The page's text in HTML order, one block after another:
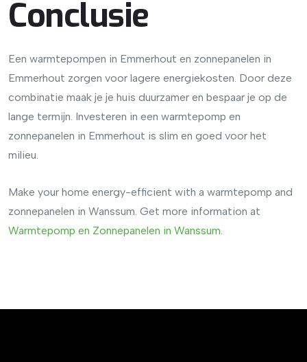
Conclusie
Een warmtepompen in Emmerhout en zonnepanelen in
Emmerhout zorgen voor lagere energiekosten. Door deze
combinatie maak je je huis duurzamer en bespaar je op de
lange termijn. Investeren in een warmtepomp en
zonnepanelen in Emmerhout is slim en goed voor het
milieu.
Make your home energy-efficient with a warmtepomp and
zonnepanelen in Wanssum. Get more information at
Warmtepomp en Zonnepanelen in Wanssum.